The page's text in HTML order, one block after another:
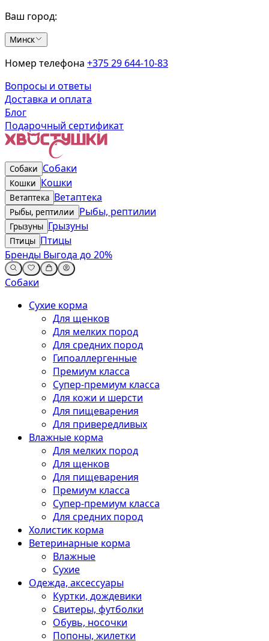
Ваш город:
Минск
Номер телефона +375 29 644-10-83
Вопросы и ответы
Доставка и оплата
Блог
Подарочный сертификат
Собаки Собаки
Кошки Кошки
Ветаптека Ветаптека
Рыбы, рептилии Рыбы, рептилии
Грызуны Грызуны
Птицы Птицы
Бренды Выгода до 20%
Собаки
Сухие корма
Для щенков
Для мелких пород
Для средних пород
Гипоаллергенные
Премиум класса
Супер-премиум класса
Для кожи и шерсти
Для пищеварения
Для привередливых
Влажные корма
Для мелких пород
Для щенков
Для пищеварения
Премиум класса
Супер-премиум класса
Для средних пород
Холистик корма
Ветеринарные корма
Влажные
Сухие
Одежда, аксессуары
Куртки, дождевики
Свитеры, футболки
Обувь, носочки
Попоны, жилетки